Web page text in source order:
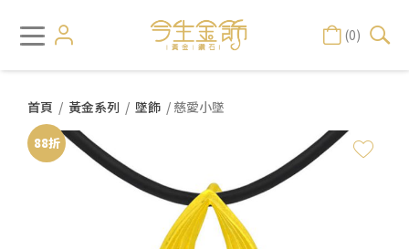
(0)
首頁 / 黃金系列 / 墜飾 / 慈愛小墜
88折